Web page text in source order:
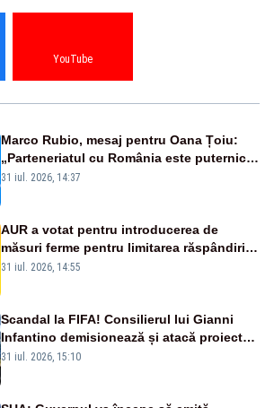
YouTube
Marco Rubio, mesaj pentru Oana Țoiu:
„Parteneriatul cu România este puternic
și prețuit”
31 iul. 2026, 14:37
AUR a votat pentru introducerea de
măsuri ferme pentru limitarea răspândirii
virusului pestei porcine africane
31 iul. 2026, 14:55
Scandal la FIFA! Consilierul lui Gianni
Infantino demisionează și atacă proiectul
privind investitorii străini
31 iul. 2026, 15:10